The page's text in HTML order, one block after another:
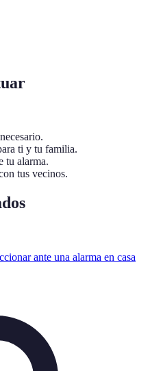
ti y tu familia.
tu alarma.
tus vecinos.
ante una alarma en casa